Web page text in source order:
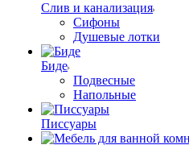
Слив и канализация
Сифоны
Душевые лотки
Биде
Подвесные
Напольные
Писсуары